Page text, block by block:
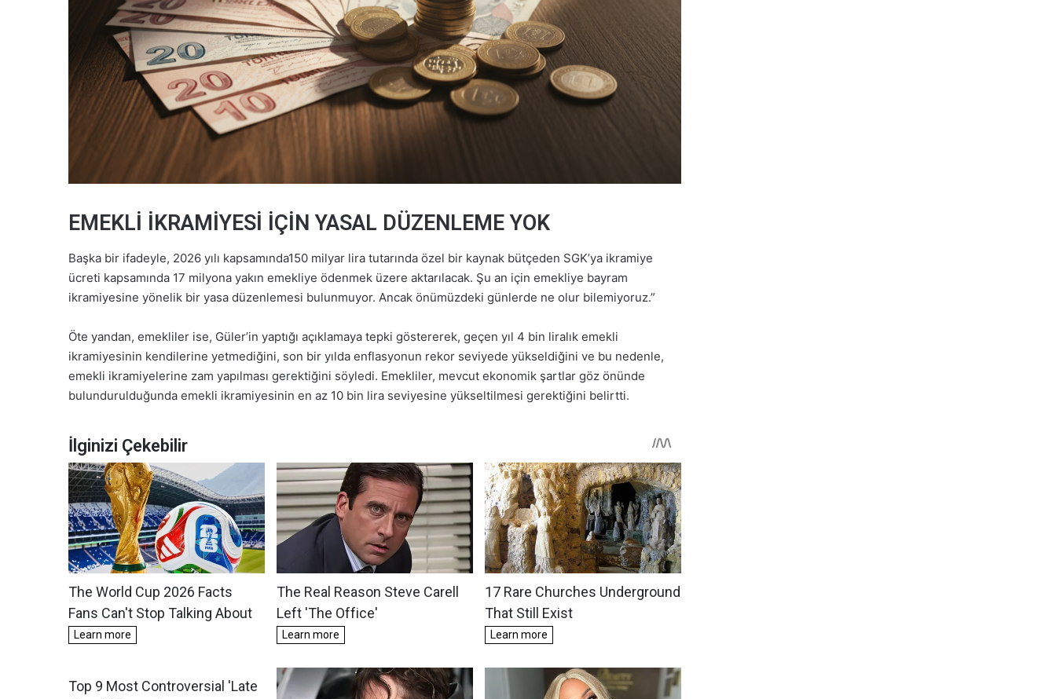
EMEKLİ İKRAMİYESİ İÇİN YASAL DÜZENLEME YOK
Başka bir ifadeyle, 2026 yılı kapsamında150 milyar lira tutarında özel bir kaynak bütçeden SGK’ya ikramiye
ücreti kapsamında 17 milyona yakın emekliye ödenmek üzere aktarılacak. Şu an için emekliye bayram
ikramiyesine yönelik bir yasa düzenlemesi bulunmuyor. Ancak önümüzdeki günlerde ne olur bilemiyoruz.”
Öte yandan, emekliler ise, Güler’in yaptığı açıklamaya tepki göstererek, geçen yıl 4 bin liralık emekli
ikramiyesinin kendilerine yetmediğini, son bir yılda enflasyonun rekor seviyede yükseldiğini ve bu nedenle,
emekli ikramiyelerine zam yapılması gerektiğini söyledi. Emekliler, mevcut ekonomik şartlar göz önünde
bulundurulduğunda emekli ikramiyesinin en az 10 bin lira seviyesine yükseltilmesi gerektiğini belirtti.